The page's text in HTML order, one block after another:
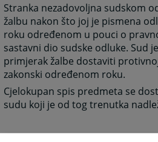
Stranka nezadovoljna sudskom
žalbu nakon što joj je pismena
roku određenom u pouci o
sastavni dio sudske odluke. Sud
primjerak žalbe dostaviti
zakonski određenom roku.
Cjelokupan spis predmeta se
sudu koji je od tog trenutka